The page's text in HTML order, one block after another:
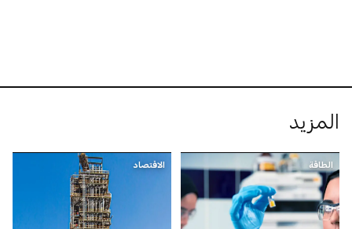
المزيد
الطاقة الاقتصاد